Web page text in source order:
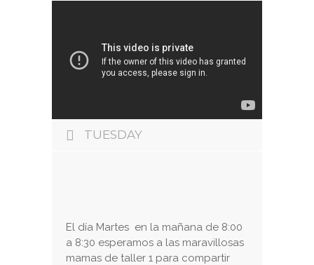
TUESDAY
El día Martes en la mañana de 8:00
a 8:30 esperamos a las maravillosas
mamas de taller 1 para compartir